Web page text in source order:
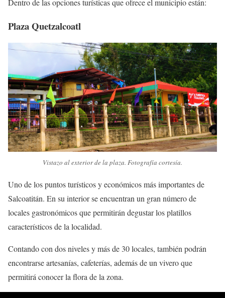
Dentro de las opciones turísticas que ofrece el municipio están:
Plaza Quetzalcoatl
Vistazo al exterior de la plaza. Fotografía cortesía.
Uno de los puntos turísticos y económicos más importantes de
Salcoatitán. En su interior se encuentran un gran número de
locales gastronómicos que permitirán degustar los platillos
característicos de la localidad.
Contando con dos niveles y más de 30 locales, también podrán
encontrarse artesanías, cafeterías, además de un vivero que
permitirá conocer la flora de la zona.